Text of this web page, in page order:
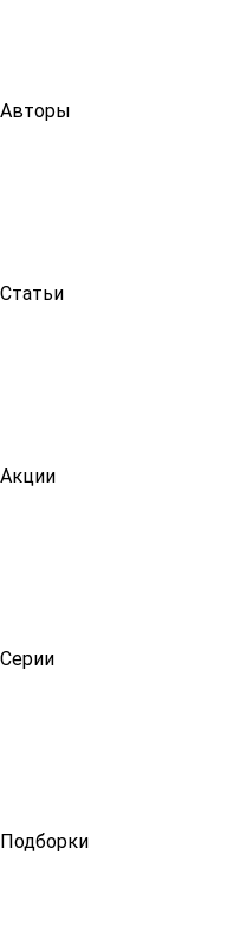
Авторы
Статьи
Акции
Серии
Подборки